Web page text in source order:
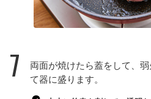
7
両面が焼けたら蓋をして、
て器に盛ります。